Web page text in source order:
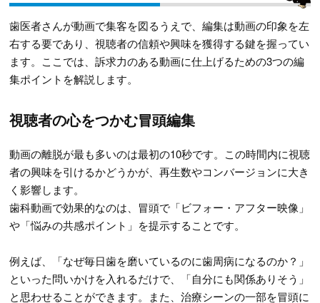
歯医者さんが動画で集客を図るうえで、編集は動画の印象を左
右する要であり、視聴者の信頼や興味を獲得する鍵を握ってい
ます。ここでは、訴求力のある動画に仕上げるための3つの編
集ポイントを解説します。
視聴者の心をつかむ冒頭編集
動画の離脱が最も多いのは最初の10秒です。この時間内に視聴
者の興味を引けるかどうかが、再生数やコンバージョンに大き
く影響します。
歯科動画で効果的なのは、冒頭で「ビフォー・アフター映像」
や「悩みの共感ポイント」を提示することです。
例えば、「なぜ毎日歯を磨いているのに歯周病になるのか？」
といった問いかけを入れるだけで、「自分にも関係ありそう」
と思わせることができます。また、治療シーンの一部を冒頭に